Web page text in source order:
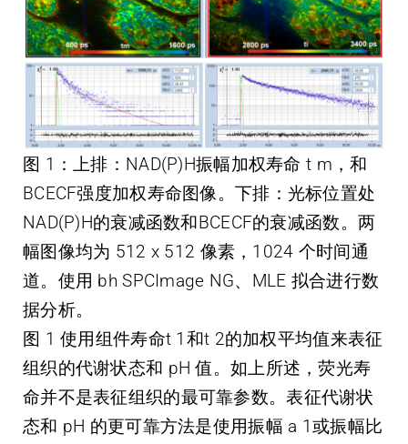
图 1：上排：NAD(P)H振幅加权寿命 t m，和
BCECF强度加权寿命图像。下排：光标位置处
NAD(P)H的衰减函数和BCECF的衰减函数。两
幅图像均为 512 x 512 像素，1024 个时间通
道。使用 bh SPCImage NG、MLE 拟合进行数
据分析。
图 1 使用组件寿命t 1和t 2的加权平均值来表征
组织的代谢状态和 pH 值。如上所述，荧光寿
命并不是表征组织的最可靠参数。表征代谢状
态和 pH 的更可靠方法是使用振幅 a 1或振幅比